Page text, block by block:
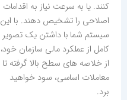
کنند. یا به سرعت نیاز به اقدامات
اصلاحی را تشخیص دهند. با این
سیستم شما با داشتن یک تصویر
کامل از عملکرد مالی سازمان خود،
از خلاصه های سطح بالا گرفته تا
معاملات اساسی، سود خواهید
برد.